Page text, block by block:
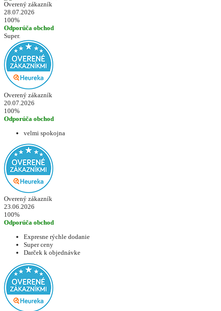
Overený zákazník
28.07.2026
100%
Odporúča obchod
Super.
Overený zákazník
20.07.2026
100%
Odporúča obchod
velmi spokojna
Overený zákazník
23.06.2026
100%
Odporúča obchod
Expresne rýchle dodanie
Super ceny
Darček k objednávke